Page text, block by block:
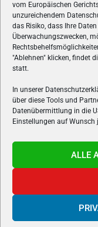
vom Europäischen
unzureichendem
das Risiko, dass Ihre
Überwachungszwecken,
"Ablehnen" klicken, findet
statt.
In unserer
über diese Tools und
Datenübermittlung in die
Einstellungen auf
ALLE
VON GAMERN,
Spielemagazin
Reviews und
Hardware
Gamers.at v6 © 1999-